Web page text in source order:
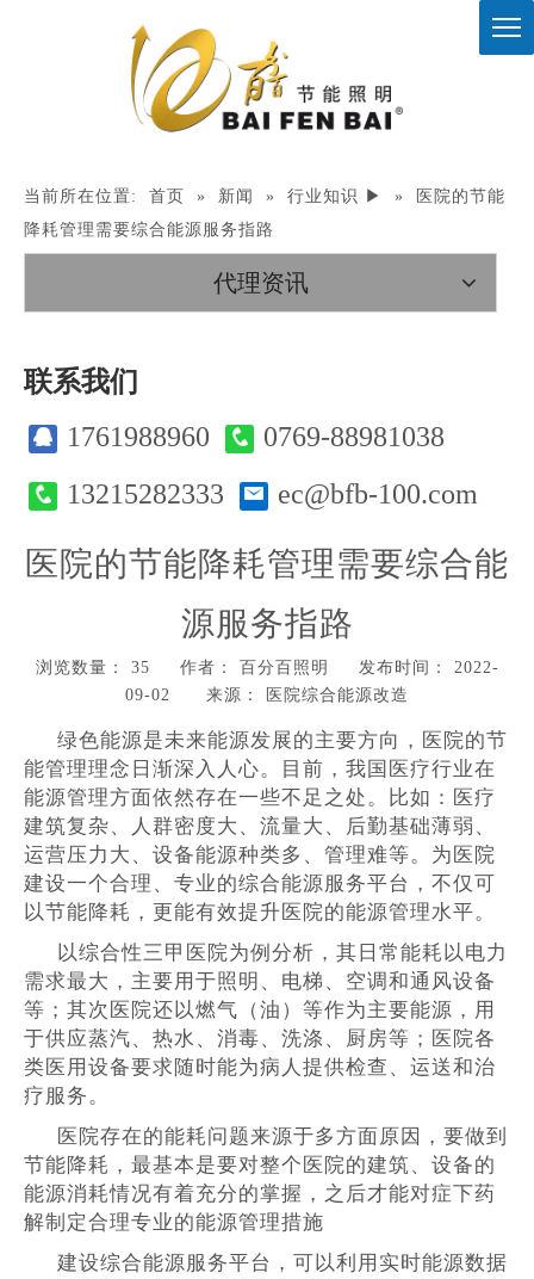
当前所在位置: 首页 » 新闻 » 行业知识 ▶ »
医院的节能
降耗管理需要综合能源服务指路
代理资讯
联系我们
1761988960
0769-88981038
13215282333
ec@bfb-100.com
医院的节能降耗管理需要综合能
源服务指路
浏览数量： 35 作者： 百分百照明 发布时间： 2022-
09-02 来源：
医院综合能源改造
["wechat","weibo","qzone","douban","email"]
绿色能源是未来能源发展的主要方向，医院的节
能管理理念日渐深入人心。目前，我国医疗行业在
能源管理方面依然存在一些不足之处。比如：医疗
建筑复杂、人群密度大、流量大、后勤基础薄弱、
运营压力大、设备能源种类多、管理难等。为医院
建设一个合理、专业的综合能源服务平台，不仅可
以节能降耗，更能有效提升医院的能源管理水平。
以综合性三甲医院为例分析，其日常能耗以电力
需求最大，主要用于照明、电梯、空调和通风设备
等；其次医院还以燃气（油）等作为主要能源，用
于供应蒸汽、热水、消毒、洗涤、厨房等；医院各
类医用设备要求随时能为病人提供检查、运送和治
疗服务。
医院存在的能耗问题来源于多方面原因，要做到
节能降耗，最基本是要对整个医院的建筑、设备的
能源消耗情况有着充分的掌握，之后才能对症下药
解制定合理专业的能源管理措施
建设综合能源服务平台，可以利用实时能源数据